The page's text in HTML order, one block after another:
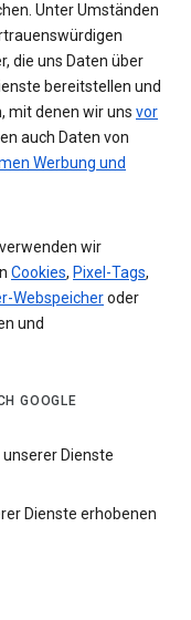
Unter Umständen
die uns Daten über
bereitstellen und
mit denen wir uns vor
auch Daten von
Werbung und
wir
Cookies, Pixel-Tags,
Webspeicheroder
und
GOOGLE
Dienste
Dienste erhobenen